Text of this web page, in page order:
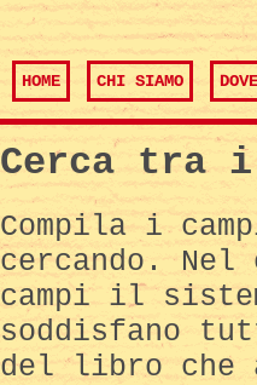
HOME CHI SIAMO
Cerca tra
Compila i
cercando.
campi il
soddisfano
del libro che